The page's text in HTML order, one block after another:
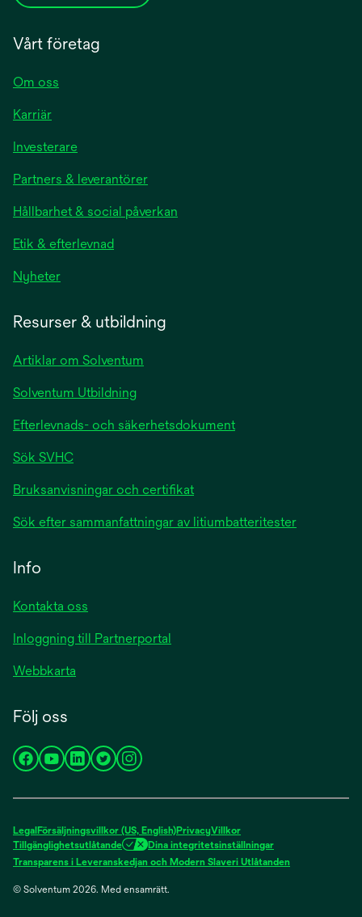
Vårt företag
Om oss
Karriär
Investerare
Partners & leverantörer
Hållbarhet & social påverkan
Etik & efterlevnad
Nyheter
Resurser & utbildning
Artiklar om Solventum
Solventum Utbildning
Efterlevnads- och säkerhetsdokument
Sök SVHC
Bruksanvisningar och certifikat
Sök efter sammanfattningar av litiumbatteritester
Info
Kontakta oss
Inloggning till Partnerportal
Webbkarta
Följ oss
opens
new
tab
opens
new
tab
opens
new
tab
opens
new
tab
opens
new
tab
Legal Försäljningsvillkor (US, English)PrivacyVillkor
Tillgänglighetsutlåtande
Dina integritetsinställningar
Transparens i Leveranskedjan och Modern Slaveri Utlåtanden
© Solventum 2026. Med ensamrätt.